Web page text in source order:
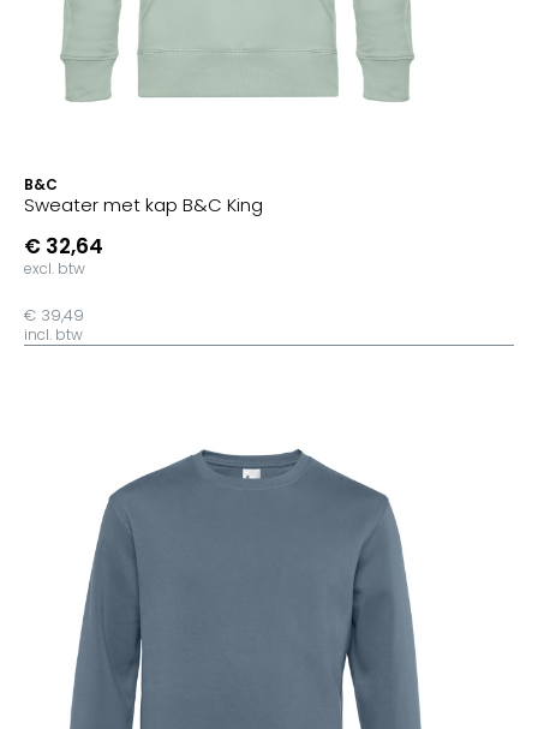
B&C
Sweater met kap B&C King
€ 32,64
excl. btw
€ 39,49
incl. btw